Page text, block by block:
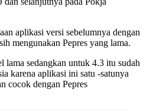
aplikasi versi sebelumnya dengan
mengunakan Pepres yang lama.
lama sedangkan untuk 4.3 itu sudah
karena aplikasi ini satu -satunya
cocok dengan Pepres